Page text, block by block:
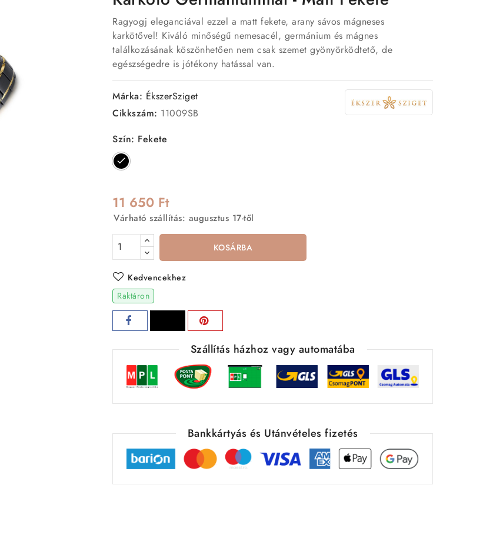
Ragyogj eleganciával ezzel a matt fekete, arany sávos mágneses
karkötővel! Kiváló minőségű nemesacél, germánium és mágnes
találkozásának köszönhetően nem csak szemet gyönyörködtető, de
egészségedre is jótékony hatással van.
Márka: ÉkszerSziget
Cikkszám: 11009SB
Szín: Fekete
Fekete
11 650 Ft
Várható szállítás: augusztus 17-től
KOSÁRBA
Kedvencekhez
Raktáron
Szállítás házhoz vagy automatába
Bankkártyás és Utánvételes fizetés